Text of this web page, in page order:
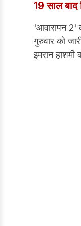
19 साल
'आवारापन 2'
गुरुवार को
इमरान
प्राप्त हुआ